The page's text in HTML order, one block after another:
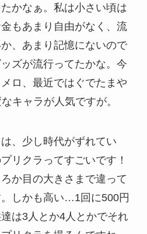
かなぁ。私は小さい頃は
もあまり自由がなく、流
、あまり記憶にないので
ズが流行ってたかな。今
ロ、最近ではぐでたまや
キャラが人気ですが。
、少し時代がずれてい
リクラってすごいです！
か目の大きさまで違って
。しかも高い…1回に500円
は3人とか4人とかでそれ